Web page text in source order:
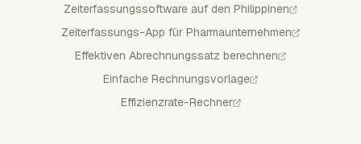
Zeiterfassungssoftware auf den Philippinen
Zeiterfassungs-App für Pharmaunternehmen
Effektiven Abrechnungssatz berechnen
Einfache Rechnungsvorlage
Effizienzrate-Rechner